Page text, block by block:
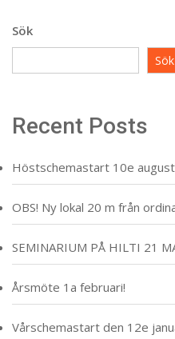
Sök
Sök
Recent Posts
Höstschemastart 10e
OBS! Ny lokal 20 m från
SEMINARIUM PÅ HILTI 21
Årsmöte 1a februari!
Vårschemastart den 12e